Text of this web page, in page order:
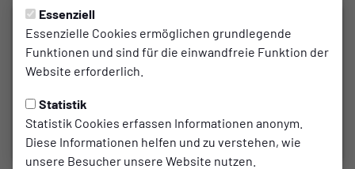
Essenziell
Essenzielle Cookies ermöglichen grundlegende
Funktionen und sind für die einwandfreie Funktion der
Website erforderlich.
Statistik
Statistik Cookies erfassen Informationen anonym.
Diese Informationen helfen und zu verstehen, wie
unsere Besucher unsere Website nutzen.